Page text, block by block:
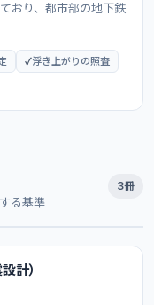
おり、都市部の地下鉄
浮き上がりの照査
る基準
3冊
計）